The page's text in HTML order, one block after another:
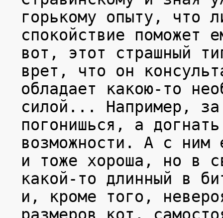
горькому опыту, что
спокойствие поможет
вот, этот страшный
врет, что он
обладает какою-то
силой... Например,
погонишься, а
возможности. А с ним
и тоже хороша, но в
какой-то длинный в
и, кроме того,